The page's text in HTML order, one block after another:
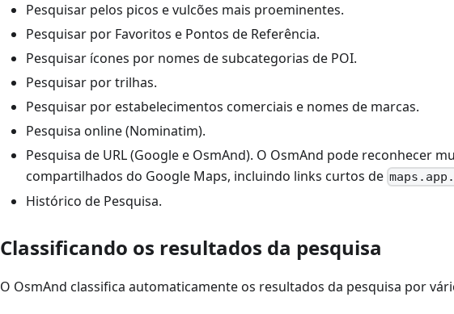
Pesquisar pelos picos e vulcões mais proeminentes.
Pesquisar por Favoritos e Pontos de Referência.
Pesquisar ícones por nomes de subcategorias de POI.
Pesquisar por trilhas.
Pesquisar por estabelecimentos comerciais e nomes de marcas.
Pesquisa online (Nominatim).
Pesquisa de URL (Google e OsmAnd). O OsmAnd pode reconhecer
compartilhados do Google Maps, incluindo links curtos de
Histórico de Pesquisa.
Classificando os resultados da pesquisa
O OsmAnd classifica automaticamente os resultados da pesquisa por